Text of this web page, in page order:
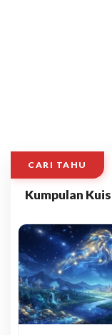
CARI TAHU
Kumpulan